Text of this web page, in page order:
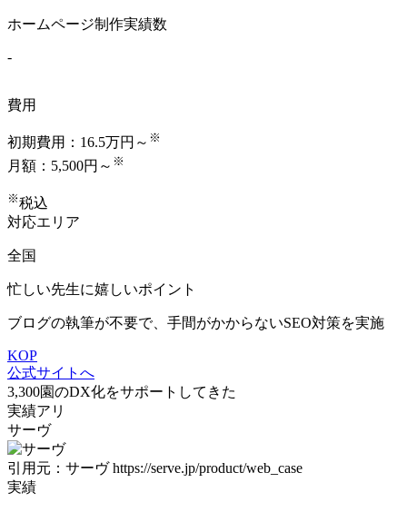
ホームページ制作実績数
-
費用
初期費用： 16.5万円～ ※
月額： 5,500円～ ※
※税込
対応エリア
全国
忙しい先生に嬉しいポイント
ブログの執筆が不要で、 手間がかからないSEO対策を実施
KOP
公式サイトへ
3,300園のDX化をサポートしてきた
実績アリ
サーヴ
引用元：サーヴ https://serve.jp/product/web_case
実績